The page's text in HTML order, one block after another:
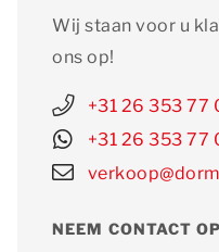
Wij staan voor u
ons op!
+31 26 353 77
+31 26 353 77
NEEM CONTACT OP